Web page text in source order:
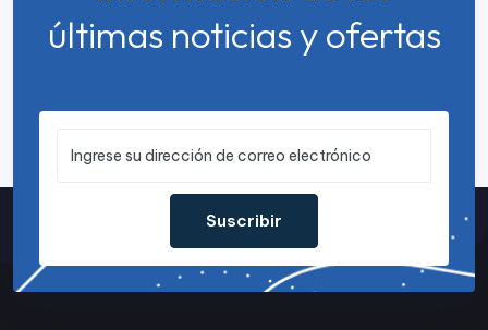
últimas noticias y ofertas
Suscribir